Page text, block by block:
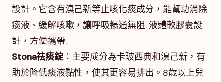
設計。它含有溴己新等止咳化痰成分，能幫助消除
痰液、緩解咳嗽，讓呼吸暢通無阻. 液體軟膠囊設
計，方便攜帶.
Stona祛痰錠：主要成分為卡玻西典和溴己新，有
助於降低痰液黏性，使其更容易排出。8歲以上兒